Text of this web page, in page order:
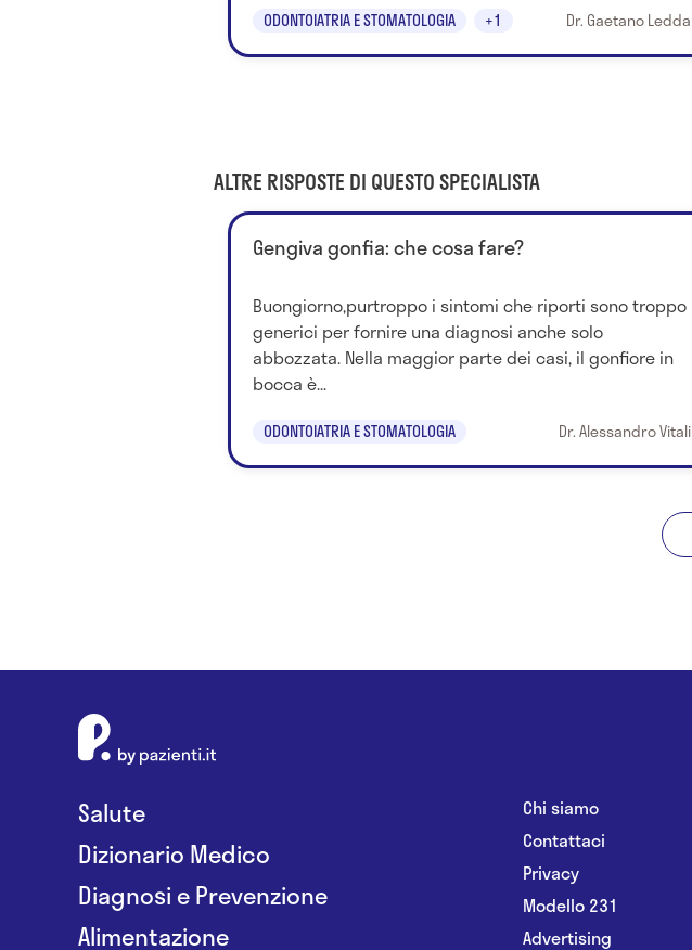
ODONTOIATRIA E STOMATOLOGIA +1 Dr. Gaetano Ledda
ALTRE RISPOSTE DI QUESTO SPECIALISTA
Gengiva gonfia: che cosa fare?
Buongiorno,purtroppo i sintomi che riporti sono troppo
generici per fornire una diagnosi anche solo
abbozzata. Nella maggior parte dei casi, il gonfiore in
bocca è...
ODONTOIATRIA E STOMATOLOGIA Dr. Alessandro Vitali
Salute
Dizionario Medico
Diagnosi e Prevenzione
Alimentazione
Chi siamo
Contattaci
Privacy
Modello 231
Advertising